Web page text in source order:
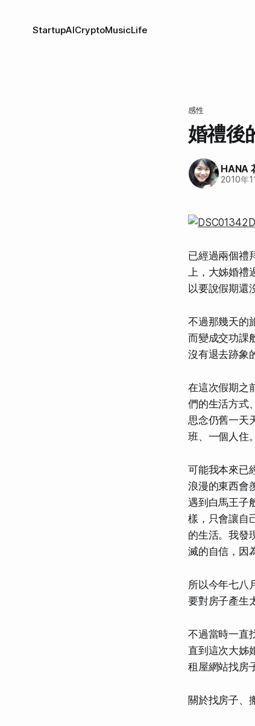
StartupAICryptoMusicLife
感性
婚禮後
HANA
2010年
已經過兩個禮
上，大姊婚禮
以要說假期還
不過那幾天的
而變成交功課
沒有退去跡象
在這次假期之
們的生活方式
思念仍舊一天
班、一個人住。
可能我本來已
浪漫的東西會
遇到白馬王子
樣，只會讓自
的生活。我發
滅的自信，因
所以今年七八
要對房子產生
不過當時一直
直到這次大姊
租屋網站找房
關於找房子、